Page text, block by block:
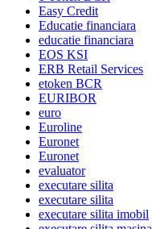
Easy Credit
Educatie financiara
educatie financiara
EOS KSI
ERB Retail Services
etoken BCR
EURIBOR
euro
Euroline
Euronet
Euronet
evaluator
executare silita
executare silita
executare silita imobil